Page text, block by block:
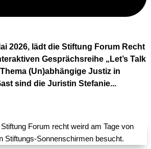
2026, lädt die Stiftung Forum Recht
Gesprächsreihe „Let’s Talk
(Un)abhängige Justiz in
sind die Juristin Stefanie...